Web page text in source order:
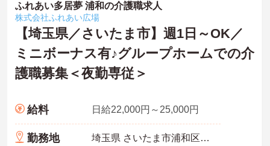
ふれあい多居夢 浦和の介護職求人
株式会社ふれあい広場
【埼玉県／さいたま市】週1日～OK／
ミニボーナス有♪グループホームでの介
護職募集＜夜勤専従＞
給料 日給22,000円～25,000円
勤務地 埼玉県 さいたま市浦和区 元町1－32－17